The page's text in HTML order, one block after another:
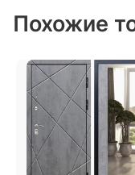
Похожие